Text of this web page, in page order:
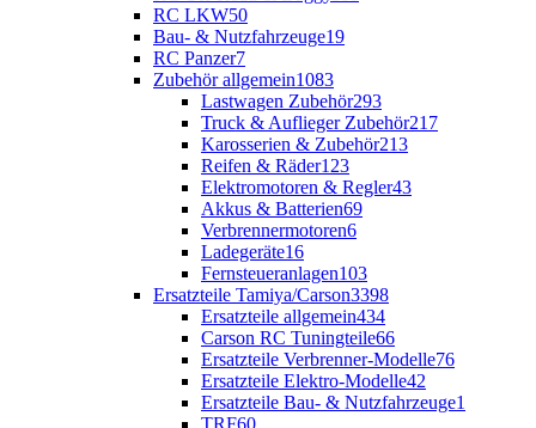
RC LKW50
Bau- & Nutzfahrzeuge19
RC Panzer7
Zubehör allgemein1083
Lastwagen Zubehör293
Truck & Auflieger Zubehör217
Karosserien & Zubehör213
Reifen & Räder123
Elektromotoren & Regler43
Akkus & Batterien69
Verbrennermotoren6
Ladegeräte16
Fernsteueranlagen103
Ersatzteile Tamiya/Carson3398
Ersatzteile allgemein434
Carson RC Tuningteile66
Ersatzteile Verbrenner-Modelle76
Ersatzteile Elektro-Modelle42
Ersatzteile Bau- & Nutzfahrzeuge1
TRF60